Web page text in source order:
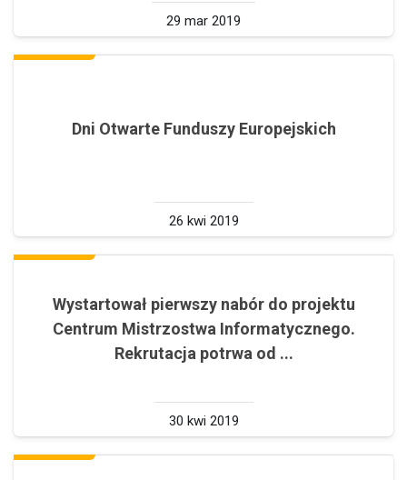
29 mar 2019
Dni Otwarte Funduszy Europejskich
26 kwi 2019
Wystartował pierwszy nabór do projektu
Centrum Mistrzostwa Informatycznego.
Rekrutacja potrwa od ...
30 kwi 2019